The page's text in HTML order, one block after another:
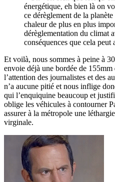
énergétique, eh bien là on
ce dérèglement de la
chaleur de plus en plus
dérèglementation du climat
conséquences que cela peut
Et voilà, nous sommes à peine à
envoie déjà une bordée de 155mm
l’attention des journalistes et des
n’a aucune pitié et nous inflige
qui l’enquiquine beaucoup et
oblige les véhicules à contourner
assurer à la métropole une
virginale.